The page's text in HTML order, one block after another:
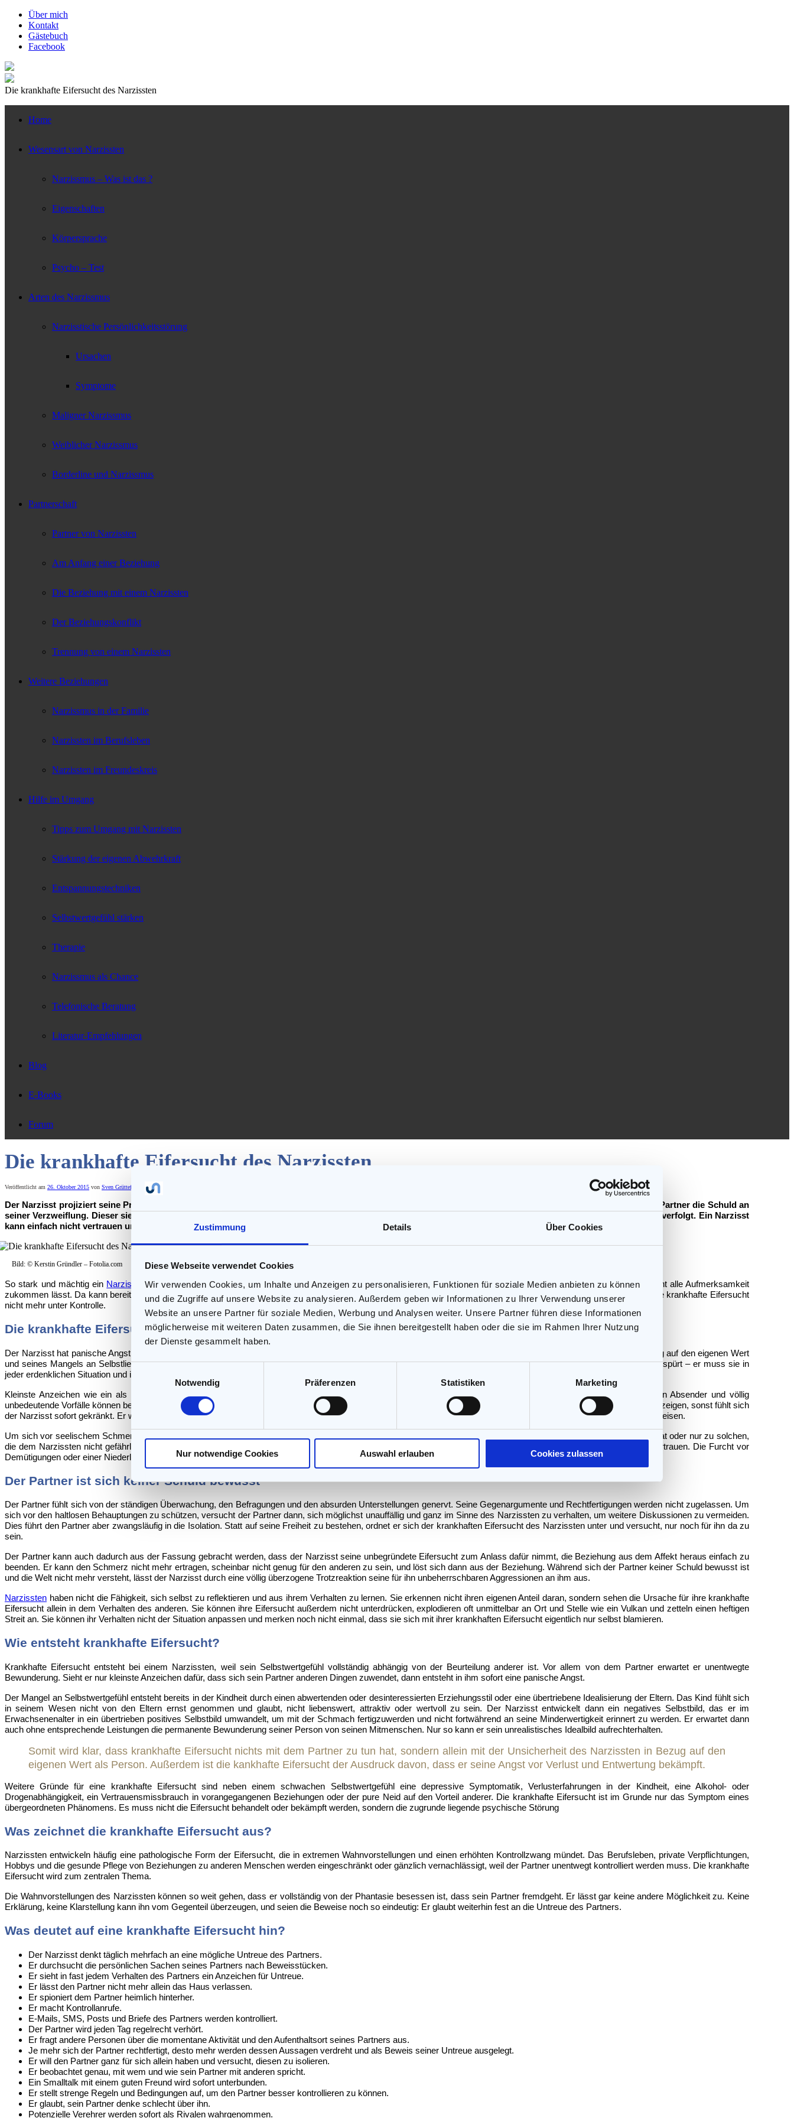
Zustimmung Details Über Cookies
Diese Webseite verwendet Cookies
Wir verwenden Cookies, um Inhalte und Anzeigen zu personalisieren, Funktionen für soziale Medien anbieten zu können
und die Zugriffe auf unsere Website zu analysieren. Außerdem geben wir Informationen zu Ihrer Verwendung unserer
Website an unsere Partner für soziale Medien, Werbung und Analysen weiter. Unsere Partner führen diese Informationen
möglicherweise mit weiteren Daten zusammen, die Sie ihnen bereitgestellt haben oder die sie im Rahmen Ihrer Nutzung
der Dienste gesammelt haben.
Einwilligungsauswahl
Notwendig
Präferenzen Statistiken Marketing
Nur notwendige Cookies Auswahl erlauben Cookies zulassen
Zum
zentralen
Inhalt
Über mich
Kontakt
Gästebuch
Facebook
Die krankhafte Eifersucht des Narzissten
Home
Wesensart von Narzissten
Narzissmus – Was ist das ?
Eigenschaften
Körpersprache
Psycho – Test
Arten des Narzissmus
Narzisstische Persönlichkeitsstörung
Ursachen
Symptome
Maligner Narzissmus
Weiblicher Narzissmus
Borderline und Narzissmus
Partnerschaft
Partner von Narzissten
Am Anfang einer Beziehung
Die Beziehung mit einem Narzissten
Der Beziehungskonflikt
Trennung von einem Narzissten
Weitere Beziehungen
Narzissmus in der Familie
Narzissten im Berufsleben
Narzissten im Freundeskreis
Hilfe im Umgang
Tipps zum Umgang mit Narzissten
Stärkung der eigenen Abwehrkraft
Entspannungstechniken
Selbstwertgefühl stärken
Therapie
Narzissmus als Chance
Telefonische Beratung
Literatur-Empfehlungen
Blog
E-Books
Forum
Die krankhafte Eifersucht des Narzissten
Veröffentlicht am 26. Oktober 2015 von Sven Grüttefien — 113 Kommentare ↓
Der Narzisst projiziert seine Probleme gerne auf andere. Vor allem für seine krankhafte Eifersucht fühlt er sich in keiner Weise verantwortlich und gibt seinem Partner die Schuld an
seiner Verzweiflung. Dieser sieht sich mit unhaltbaren Unterstellungen konfrontiert und fühlt sich von den geradezu wahnhaften Vorstellungen des Narzissten verfolgt. Ein Narzisst
kann einfach nicht vertrauen und sieht in jedem vermeintlich mysteriösen Verhalten des Partners den Beweis für dessen Untreue.
Bild: © Kerstin Gründler – Fotolia.com
So stark und mächtig ein Narzisst
nach außen auch erscheinen möchte, so schnell bricht diese Fassade in sich zusammen, wenn er spürt, dass ihm sein Partner nicht alle Aufmerksamkeit
zukommen lässt. Da kann bereits eine harmlose Situation einen regelrechten Eifersuchtswahn entfachen. Der Verstand schaltet dann ab und der Narzisst bekommt seine krankhafte Eifersucht
nicht mehr unter Kontrolle.
Die krankhafte Eifersucht belastet die Beziehung
Der Narzisst hat panische Angst davor, seinen Partner zu verlieren und nicht mehr im Mittelpunkt dessen Lebens zu stehen. Aufgrund seiner tiefen Selbstzweifel in Bezug auf den eigenen Wert
und seines Mangels an Selbstliebe braucht er die unentwegten Liebesbekundungen seines Partners. Es reicht ihm nicht, wenn er sie regelmäßig hört und dessen Liebe spürt – er muss sie in
jeder erdenklichen Situation und in jeder Minute wahrnehmen.
Kleinste Anzeichen wie ein als zu lang oder zu herzlich wahrgenommenes Gespräch mit einem Bekannten oder Arbeitskollegen, Briefe von einem ihm unbekannten Absender und völlig
unbedeutende Vorfälle können bei ihm einen Tobsuchtsanfall auslösen. Der Partner darf ihm gegenüber nicht den leisesten Hauch von Desinteresse oder gar Missachtung zeigen, sonst fühlt sich
der Narzisst sofort gekränkt. Er will, dass sich sein Partner ausschließlich um ihn kümmert, er soll ganz für ihn da sein. Die Gedanken seines Partners dürfen nur um ihn kreisen.
Um sich vor seelischem Schmerz zu schützen, überwacht der Narzisst seinen Partner und achtet darauf, dass dieser möglichst keinen Kontakt zu anderen Menschen hat oder nur zu solchen,
die dem Narzissten nicht gefährlich werden können. Er hat Angst, im Vergleich mit einem anderen schlechter abzuschneiden, und kann seinem Partner einfach nicht vertrauen. Die Furcht vor
Demütigungen oder einer Niederlage ist größer als das Vertrauen, das er einem Partner entgegenbringen kann.
Der Partner ist sich keiner Schuld bewusst
Der Partner fühlt sich von der ständigen Überwachung, den Befragungen und den absurden Unterstellungen genervt. Seine Gegenargumente und Rechtfertigungen werden nicht zugelassen. Um
sich vor den haltlosen Behauptungen zu schützen, versucht der Partner dann, sich möglichst unauffällig und ganz im Sinne des Narzissten zu verhalten, um weitere Diskussionen zu vermeiden.
Dies führt den Partner aber zwangsläufig in die Isolation. Statt auf seine Freiheit zu bestehen, ordnet er sich der krankhaften Eifersucht des Narzissten unter und versucht, nur noch für ihn da zu
sein.
Der Partner kann auch dadurch aus der Fassung gebracht werden, dass der Narzisst seine unbegründete Eifersucht zum Anlass dafür nimmt, die Beziehung aus dem Affekt heraus einfach zu
beenden. Er kann den Schmerz nicht mehr ertragen, scheinbar nicht genug für den anderen zu sein, und löst sich dann aus der Beziehung. Während sich der Partner keiner Schuld bewusst ist
und die Welt nicht mehr versteht, lässt der Narzisst durch eine völlig überzogene Trotzreaktion seine für ihn unbeherrschbaren Aggressionen an ihm aus.
Narzissten haben nicht die Fähigkeit, sich selbst zu reflektieren und aus ihrem Verhalten zu lernen. Sie erkennen nicht ihren eigenen Anteil daran, sondern sehen die Ursache für ihre krankhafte
Eifersucht allein in dem Verhalten des anderen. Sie können ihre Eifersucht außerdem nicht unterdrücken, explodieren oft unmittelbar an Ort und Stelle wie ein Vulkan und zetteln einen heftigen
Streit an. Sie können ihr Verhalten nicht der Situation anpassen und merken noch nicht einmal, dass sie sich mit ihrer krankhaften Eifersucht eigentlich nur selbst blamieren.
Wie entsteht krankhafte Eifersucht?
Krankhafte Eifersucht entsteht bei einem Narzissten, weil sein Selbstwertgefühl vollständig abhängig von der Beurteilung anderer ist. Vor allem von dem Partner erwartet er unentwegte
Bewunderung. Sieht er nur kleinste Anzeichen dafür, dass sich sein Partner anderen Dingen zuwendet, dann entsteht in ihm sofort eine panische Angst.
Der Mangel an Selbstwertgefühl entsteht bereits in der Kindheit durch einen abwertenden oder desinteressierten Erziehungsstil oder eine übertriebene Idealisierung der Eltern. Das Kind fühlt sich
in seinem Wesen nicht von den Eltern ernst genommen und glaubt, nicht liebenswert, attraktiv oder wertvoll zu sein. Der Narzisst entwickelt dann ein negatives Selbstbild, das er im
Erwachsenenalter in ein übertrieben positives Selbstbild umwandelt, um mit der Schmach fertigzuwerden und nicht fortwährend an seine Minderwertigkeit erinnert zu werden. Er erwartet dann
auch ohne entsprechende Leistungen die permanente Bewunderung seiner Person von seinen Mitmenschen. Nur so kann er sein unrealistisches Idealbild aufrechterhalten.
Somit wird klar, dass krankhafte Eifersucht nichts mit dem Partner zu tun hat, sondern allein mit der Unsicherheit des Narzissten in Bezug auf den
eigenen Wert als Person. Außerdem ist die kankhafte Eifersucht der Ausdruck davon, dass er seine Angst vor Verlust und Entwertung bekämpft.
Weitere Gründe für eine krankhafte Eifersucht sind neben einem schwachen Selbstwertgefühl eine depressive Symptomatik, Verlusterfahrungen in der Kindheit, eine Alkohol- oder
Drogenabhängigkeit, ein Vertrauensmissbrauch in vorangegangenen Beziehungen oder der pure Neid auf den Vorteil anderer. Die krankhafte Eifersucht ist im Grunde nur das Symptom eines
übergeordneten Phänomens. Es muss nicht die Eifersucht behandelt oder bekämpft werden, sondern die zugrunde liegende psychische Störung
Was zeichnet die krankhafte Eifersucht aus?
Narzissten entwickeln häufig eine pathologische Form der Eifersucht, die in extremen Wahnvorstellungen und einen erhöhten Kontrollzwang mündet. Das Berufsleben, private Verpflichtungen,
Hobbys und die gesunde Pflege von Beziehungen zu anderen Menschen werden eingeschränkt oder gänzlich vernachlässigt, weil der Partner unentwegt kontrolliert werden muss. Die krankhafte
Eifersucht wird zum zentralen Thema.
Die Wahnvorstellungen des Narzissten können so weit gehen, dass er vollständig von der Phantasie besessen ist, dass sein Partner fremdgeht. Er lässt gar keine andere Möglichkeit zu. Keine
Erklärung, keine Klarstellung kann ihn vom Gegenteil überzeugen, und seien die Beweise noch so eindeutig: Er glaubt weiterhin fest an die Untreue des Partners.
Was deutet auf eine krankhafte Eifersucht hin?
Der Narzisst denkt täglich mehrfach an eine mögliche Untreue des Partners.
Er durchsucht die persönlichen Sachen seines Partners nach Beweisstücken.
Er sieht in fast jedem Verhalten des Partners ein Anzeichen für Untreue.
Er lässt den Partner nicht mehr allein das Haus verlassen.
Er spioniert dem Partner heimlich hinterher.
Er macht Kontrollanrufe.
E-Mails, SMS, Posts und Briefe des Partners werden kontrolliert.
Der Partner wird jeden Tag regelrecht verhört.
Er fragt andere Personen über die momentane Aktivität und den Aufenthaltsort seines Partners aus.
Je mehr sich der Partner rechtfertigt, desto mehr werden dessen Aussagen verdreht und als Beweis seiner Untreue ausgelegt.
Er will den Partner ganz für sich allein haben und versucht, diesen zu isolieren.
Er beobachtet genau, mit wem und wie sein Partner mit anderen spricht.
Ein Smalltalk mit einem guten Freund wird sofort unterbunden.
Er stellt strenge Regeln und Bedingungen auf, um den Partner besser kontrollieren zu können.
Er glaubt, sein Partner denke schlecht über ihn.
Potenzielle Verehrer werden sofort als Rivalen wahrgenommen.